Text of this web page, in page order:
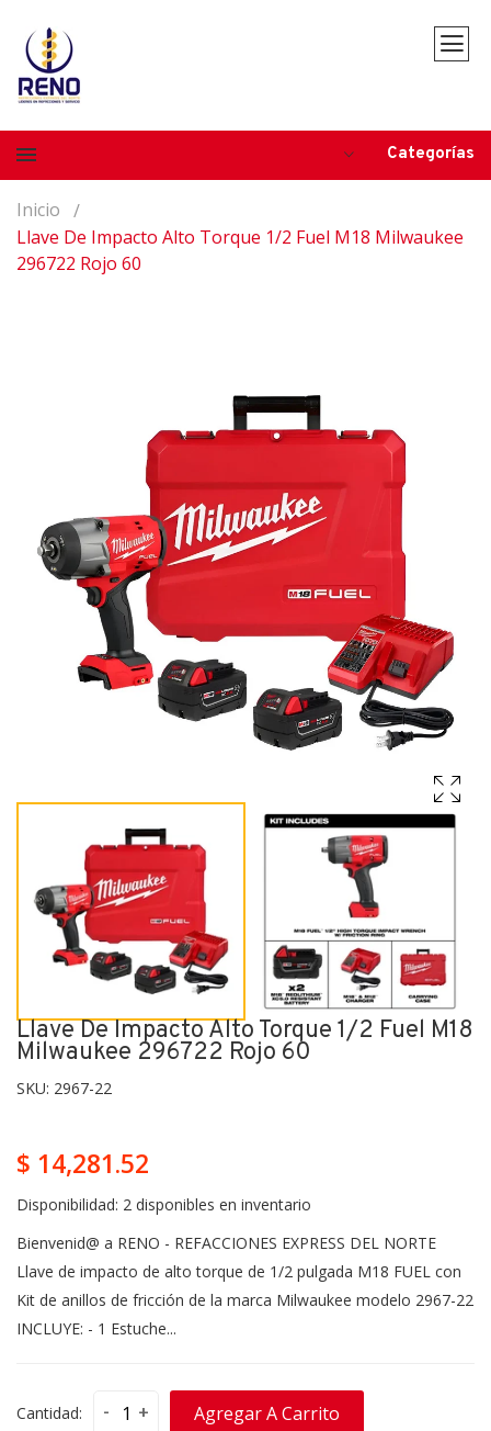
Categorías
Inicio
Llave De Impacto Alto Torque 1/2 Fuel M18 Milwaukee
296722 Rojo 60
Llave De Impacto Alto Torque 1/2 Fuel M18
Milwaukee 296722 Rojo 60
SKU: 2967-22
$ 14,281.52
Disponibilidad: 2 disponibles en inventario
Bienvenid@ a RENO - REFACCIONES EXPRESS DEL NORTE
Llave de impacto de alto torque de 1/2 pulgada M18 FUEL con
Kit de anillos de fricción de la marca Milwaukee modelo 2967-22
INCLUYE: - 1 Estuche...
Cantidad: - + Agregar A Carrito